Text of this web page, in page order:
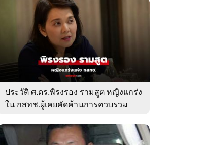
ประวัติ ศ.ดร.พิรงรอง รามสูต หญิงแกร่ง
ใน กสทช.ผู้เคยคัดค้านการควบรวม